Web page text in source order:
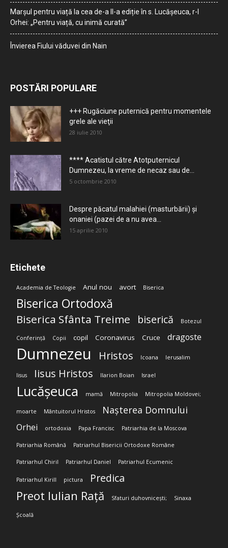
Marșul pentru viață la cea de-a II-a ediție în s. Lucășeuca, r-l
Orhei: „Pentru viață, cu inimă curată”
Învierea Fiului văduvei din Nain
POSTĂRI POPULARE
+++ Rugăciune puternică pentru momentele
grele ale vieţii
28 iulie 2010
**** Acatistul către Atotputernicul
Dumnezeu, la vreme de necaz sau de...
5 octombrie 2010
Despre păcatul malahiei (masturbării) şi
onaniei (pazei de a nu avea...
15 aprilie 2010
Etichete
Academia de Teologie Anul nou avort Biserica
Biserica Ortodoxă
Biserica Sfânta Treime biserică Botezul
Conferință Copii copil Coronavirus Cruce dragoste
Dumnezeu Hristos Icoana Ierusalim
Iisus Iisus Hristos Ilarion Boian Israel
Lucășeuca mamă Mitropolia Mitropolia Moldovei;
moarte Mântuitorul Hristos Nașterea Domnului
Orhei ortodoxia Papa Francisc Patriarhia de la Moscova
Patriarhia Română Patriarhul Bisericii Ortodoxe Române
Patriarhul Chiril Patriarhul Daniel Patriarhul Ecumenic
Patriarhul Kirill pictura Predica
Preot Iulian Rață Sfaturi duhovnicești; Sinaxa
Școală